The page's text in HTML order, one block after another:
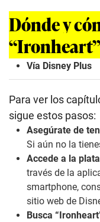
Dónde y
“Ironheart”
Vía Disney Plus
Para ver los
sigue estos pasos:
Asegúrate de
Si aún no la
Accede a la
través de la
smartphone,
sitio web de
Busca